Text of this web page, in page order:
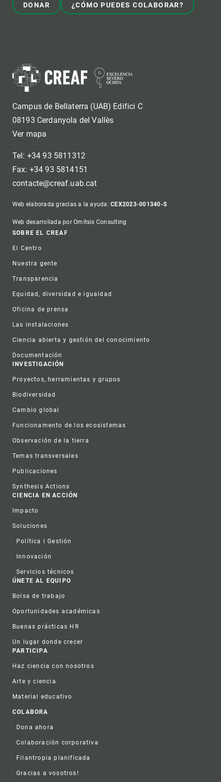
DONAR ¿CÓMO PUEDES COLABORAR?
Campus de Bellaterra (UAB) Edifici C
08193 Cerdanyola del Vallès
Ver mapa
Tel: +34 93 5811312
Fax: +34 93 5814151
contacte@creaf.uab.cat
Web elaborada gracias a la ayuda:CEX2023-001340-S
Web desarrollada por Omitsis Consulting
Footer
SOBRE EL CREAF
El Centro
Nuestra gente
Transparencia
Equidad, diversidad e igualdad
Oficina de prensa
Las instalaciones
Ciencia abierta y gestión del conocimiento
Documentación
INVESTIGACIÓN
Proyectos, herramientas y grupos
Biodiversidad
Cambio global
Funcionamento de los ecosistemas
Observación de la tierra
Temas transversales
Publicaciones
Synthesis Actions
CIENCIA EN ACCIÓN
Impacto
Soluciones
Política i Gestión
Innovación
Servicios técnicos
ÚNETE AL EQUIPO
Bolsa de trabajo
Oportunidades académicas
Buenas prácticas HR
Un lugar donde crecer
PARTICIPA
Haz ciencia con nosotros
Arte y ciencia
Material educativo
COLABORA
Dona ahora
Colaboración corporativa
Filantropia planificada
Gracias a vosotros!